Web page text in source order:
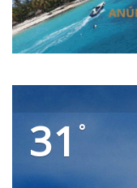
31 °